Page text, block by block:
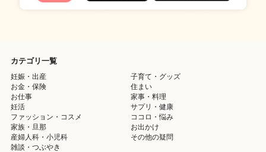
カテゴリ一覧
妊娠・出産
子育て・グッズ
お金・保険
住まい
お仕事
家事・料理
妊活
サプリ・健康
ファッション・コスメ
ココロ・悩み
家族・旦那
お出かけ
産婦人科・小児科
その他の疑問
雑談・つぶやき